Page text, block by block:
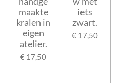
maakte
kralen in
eigen
atelier.
€ 17,50
iets
zwart.
€ 17,50